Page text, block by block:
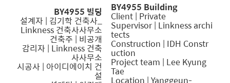
BY4955 빌딩
설계자 | 김기학 건축사_
Linkness 건축사사무소
건축주 | 비공개
감리자 | Linkness 건축
사사무소
시공사 | 아이디에이치 건
설
BY4955 Building
Client | Private
Supervisor | Linkness archi
tects
Construction | IDH Constr
uction
Project team | Lee Kyung
Tae
Location | Yanggeun-